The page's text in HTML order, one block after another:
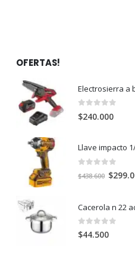
OFERTAS!
Electrosierra a
0
$240.000
Llave impacto
out of 5
$438.600 El
era:
$438.600.
$
Cacerola n 22
0 out of 5
$44.500